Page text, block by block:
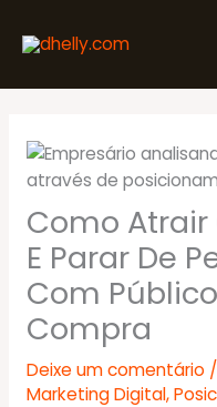
para
conteúdo
Como
E Parar De
Com
Compra
Deixe um comentário /
Marketing Digital,